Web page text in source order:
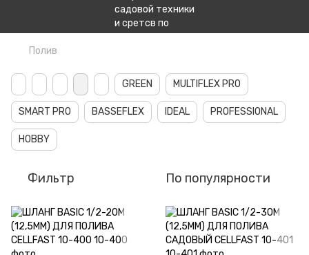
Полив
GREEN MULTIFLEX PRO
SMART PRO BASSEFLEX IDEAL PROFESSIONAL
HOBBY
Фильтр По популярности